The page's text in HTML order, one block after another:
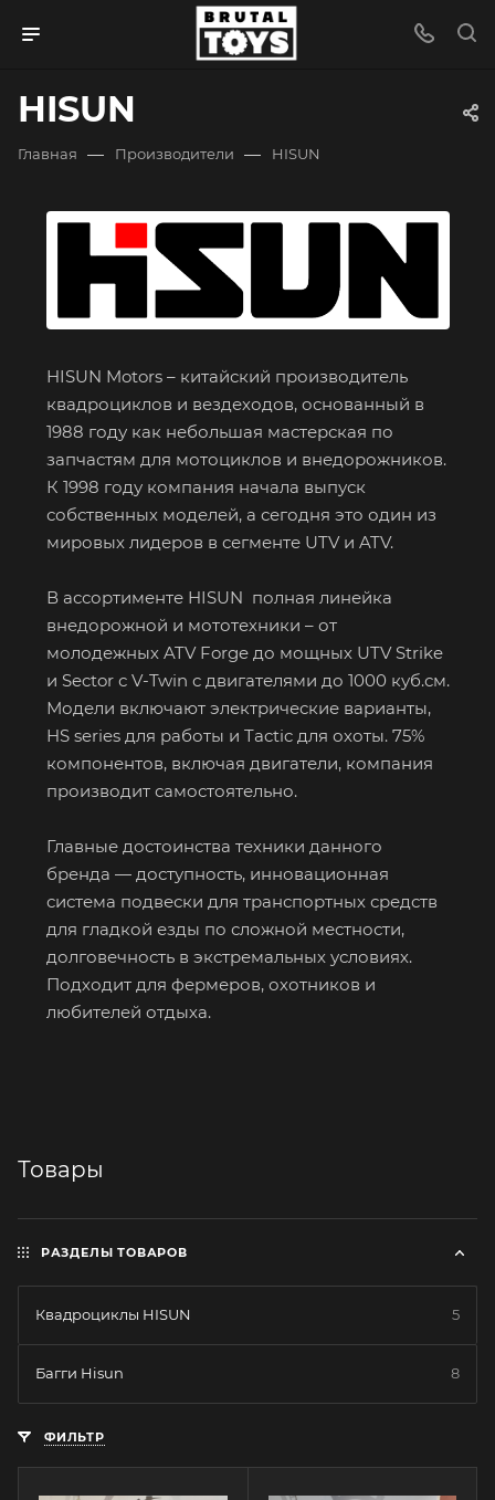
HISUN
Главная — Производители — HISUN
HISUN Motors – китайский производитель
квадроциклов и вездеходов, основанный в
1988 году как небольшая мастерская по
запчастям для мотоциклов и внедорожников.
К 1998 году компания начала выпуск
собственных моделей, а сегодня это один из
мировых лидеров в сегменте UTV и ATV.
В ассортименте HISUN полная линейка
внедорожной и мототехники – от
молодежных ATV Forge до мощных UTV Strike
и Sector с V-Twin с двигателями до 1000 куб.см.
Модели включают электрические варианты,
HS series для работы и Tactic для охоты. 75%
компонентов, включая двигатели, компания
производит самостоятельно.
Главные достоинства техники данного
бренда — доступность, инновационная
система подвески для транспортных средств
для гладкой езды по сложной местности,
долговечность в экстремальных условиях.
Подходит для фермеров, охотников и
любителей отдыха.
Товары
РАЗДЕЛЫ ТОВАРОВ
Квадроциклы HISUN 5
Багги Hisun 8
ФИЛЬТР